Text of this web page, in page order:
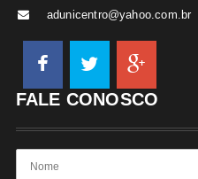
adunicentro@yahoo.com.br
FALE CONOSCO